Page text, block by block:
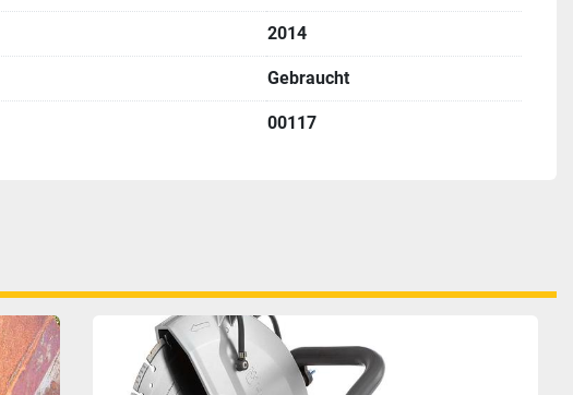
2014
Gebraucht
00117